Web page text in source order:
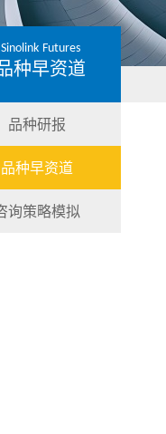
Sinolink Futures
种早资道
品种研报
品种早资道
询策略模拟